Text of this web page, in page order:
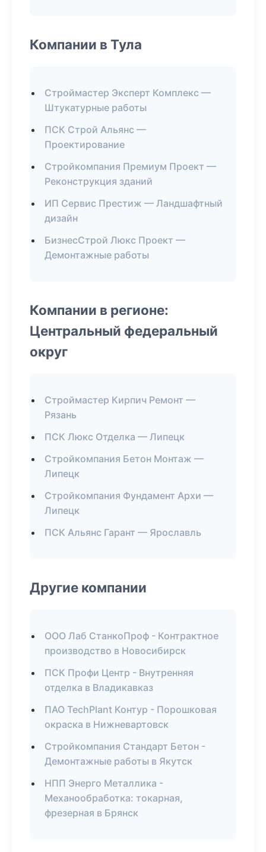
Компании в Тула
Строймастер Эксперт Комплекс —
Штукатурные работы
ПСК Строй Альянс —
Проектирование
Стройкомпания Премиум Проект —
Реконструкция зданий
ИП Сервис Престиж — Ландшафтный
дизайн
БизнесСтрой Люкс Проект —
Демонтажные работы
Компании в регионе:
Центральный федеральный
округ
Строймастер Кирпич Ремонт —
Рязань
ПСК Люкс Отделка — Липецк
Стройкомпания Бетон Монтаж —
Липецк
Стройкомпания Фундамент Архи —
Липецк
ПСК Альянс Гарант — Ярославль
Другие компании
ООО Лаб СтанкоПроф - Контрактное
производство в Новосибирск
ПСК Профи Центр - Внутренняя
отделка в Владикавказ
ПАО TechPlant Контур - Порошковая
окраска в Нижневартовск
Стройкомпания Стандарт Бетон -
Демонтажные работы в Якутск
НПП Энерго Металлика -
Механообработка: токарная,
фрезерная в Брянск